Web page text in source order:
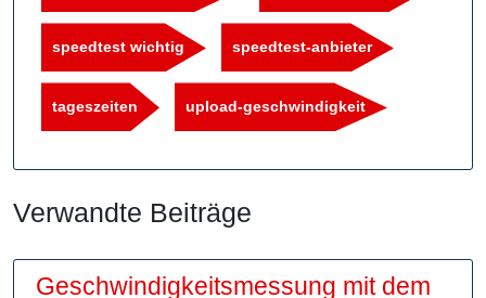
speedtest wichtig speedtest-anbieter
tageszeiten upload-geschwindigkeit
Verwandte Beiträge
Geschwindigkeitsmessung mit dem